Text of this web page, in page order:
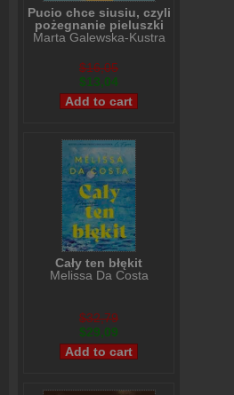
Pucio chce siusiu, czyli
pożegnanie pieluszki
Marta Galewska-Kustra
$16,05
$13,04
Cały ten błękit
Melissa Da Costa
$32,79
$29,09